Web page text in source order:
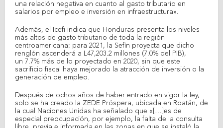
una relación negativa en cuanto al gasto tributario en
salarios por empleo e inversión en infraestructura».
Además, el Icefi indica que Honduras presenta los niveles
más altos de gasto tributario de toda la región
centroamericana: para 2021, la Sefín proyecta que dicho
renglón ascenderá a L47,203.2 millones (7.0% del PIB),
un 7.7% más de lo proyectado en 2020, sin que este
sacrificio fiscal haya mejorado la atracción de inversión o la
generación de empleo.
Después de ochos años de haber entrado en vigor la ley,
solo se ha creado la ZEDE Próspera, ubicada en Roatán, de
la cual Naciones Unidas ha señalado que «[…]es de
especial preocupación, por ejemplo, la falta de la consulta